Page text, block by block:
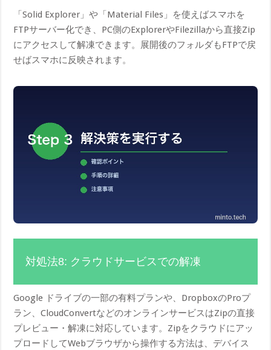
「Solid Explorer」や「Material Files」を使えばスマホを
FTPサーバー化でき、PC側のExplorerやFilezillaから直接Zip
にアクセスして解凍できます。展開後のフォルダもFTPで戻
せばスマホに反映されます。
対処法8: クラウドサービスでの解凍
Google ドライブの一部の有料プランや、DropboxのProプ
ラン、CloudConvertなどのオンラインサービスはZipの直接
プレビュー・解凍に対応しています。Zipをクラウドにアッ
プロードしてWebブラウザから操作する方法は、デバイス